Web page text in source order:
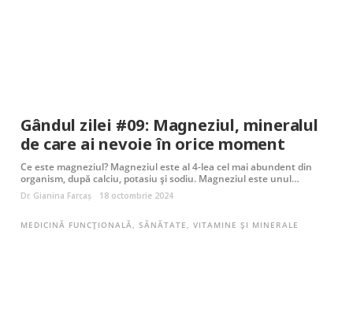
Gândul zilei #09: Magneziul, mineralul
de care ai nevoie în orice moment
Ce este magneziul? Magneziul este al 4-lea cel mai abundent din
organism, după calciu, potasiu și sodiu. Magneziul este unul…
Dr. Gianina Farcaș 18 octombrie 2024
MEDICINĂ FUNCȚIONALĂ, SĂNĂTATE,VITAMINE ȘI MINERALE